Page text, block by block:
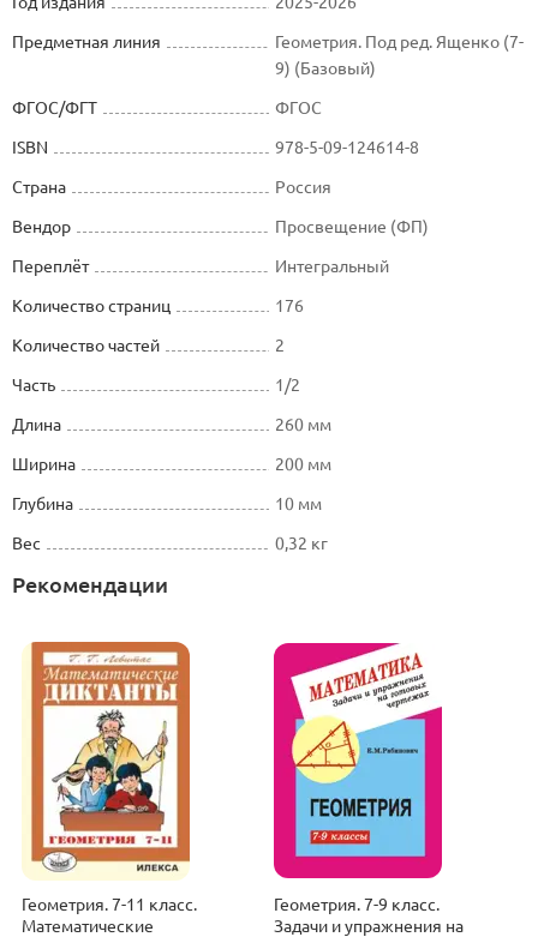
Предметная линия
Геометрия. Под ред. Ященко (7-
9) (Базовый)
ФГОС/ФГТ
ФГОС
ISBN
978-5-09-124614-8
Страна
Россия
Вендор
Просвещение (ФП)
Переплёт
Интегральный
Количество страниц
176
Количество частей
2
Часть
1/2
Длина
260 мм
Ширина
200 мм
Глубина
10 мм
Вес
0,32 кг
Рекомендации
Геометрия. 7-11 класс.
Математические
Геометрия. 7-9 класс.
Задачи и упражнения на